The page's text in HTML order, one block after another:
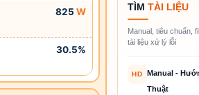
825W
30.5%
TÌM TÀI LIỆU
Manual, tiêu chuẩn,
tài liệu xử lý lỗi
HD
Manual -
Thuật